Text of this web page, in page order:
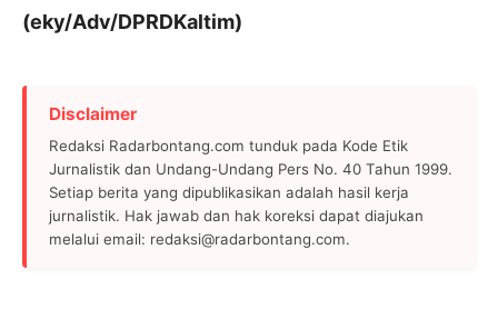
(eky/Adv/DPRDKaltim)
Disclaimer
Redaksi Radarbontang.com tunduk pada Kode Etik
Jurnalistik dan Undang-Undang Pers No. 40 Tahun 1999.
Setiap berita yang dipublikasikan adalah hasil kerja
jurnalistik. Hak jawab dan hak koreksi dapat diajukan
melalui email: redaksi@radarbontang.com.